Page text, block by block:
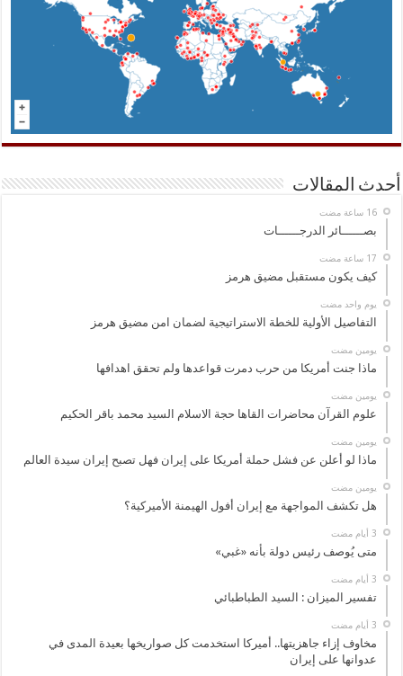
أحدث المقالات
‏16 ساعة مضت
بصــــــائر الدرجــــــات
كيف يكون مستقبل مضيق هرمز
‏يوم واحد مضت
التفاصيل الأولية للخطة الاستراتيجية لضمان امن مضيق هرمز
‏يومين مضت
ماذا جنت أمريكا من حرب دمرت قواعدها ولم تحقق اهدافها
‏يومين مضت
علوم القرآن محاضرات القاها حجة الاسلام السيد محمد باقر الحكيم
‏يومين مضت
ماذا لو أعلن عن فشل حملة أمريكا على إيران فهل تصبح إيران سيدة العالم
‏يومين مضت
هل تكشف المواجهة مع إيران أفول الهيمنة الأميركية؟
متى يُوصف رئيس دولة بأنه «غبي»
تفسير الميزان : السيد الطباطبائي
مخاوف إزاء جاهزيتها.. أميركا استخدمت كل صواريخها بعيدة المدى في
عدوانها على إيران